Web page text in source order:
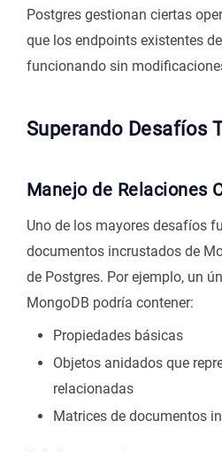
Postgres gestionan ciertas
que los endpoints existentes
funcionando sin
Superando Desafíos
Manejo de Relaciones
Uno de los mayores desafíos
documentos incrustados de
de Postgres. Por ejemplo, un
MongoDB podría contener:
Propiedades básicas
Objetos anidados que
relacionadas
Matrices de documentos